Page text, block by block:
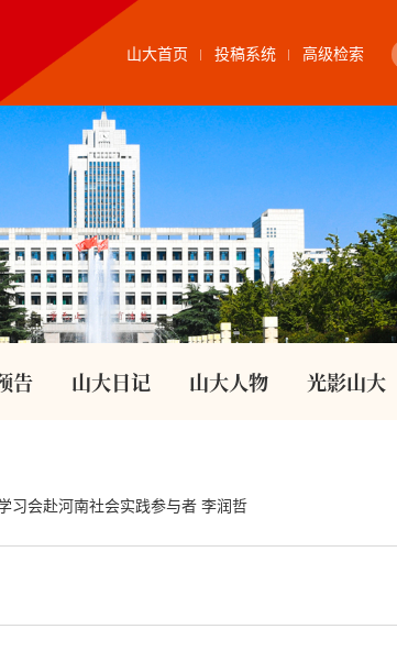
山大首页 投稿系统 高级检索
告 山大日记 山大人物 光影山大
习会赴河南社会实践参与者 李润哲